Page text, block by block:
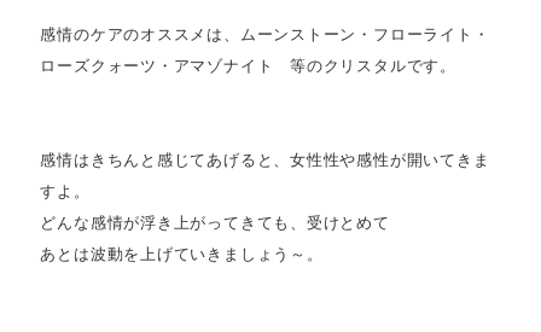
感情のケアのオススメは、ムーンストーン・フローライト・
ローズクォーツ・アマゾナイト 等のクリスタルです。
感情はきちんと感じてあげると、女性性や感性が開いてきま
すよ。
どんな感情が浮き上がってきても、受けとめて
あとは波動を上げていきましょう～。